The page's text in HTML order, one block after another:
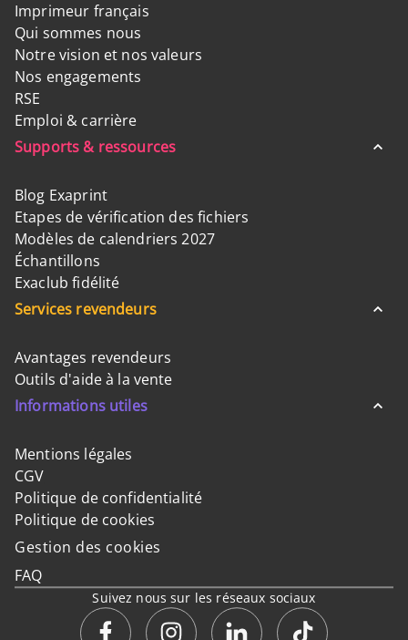
Imprimeur français
Qui sommes nous
Notre vision et nos valeurs
Nos engagements
RSE
Emploi & carrière
Supports & ressources
Blog Exaprint
Etapes de vérification des fichiers
Modèles de calendriers 2027
Échantillons
Exaclub fidélité
Services revendeurs
Avantages revendeurs
Outils d'aide à la vente
Informations utiles
Mentions légales
CGV
Politique de confidentialité
Politique de cookies
Gestion des cookies
FAQ
Suivez nous sur les réseaux sociaux